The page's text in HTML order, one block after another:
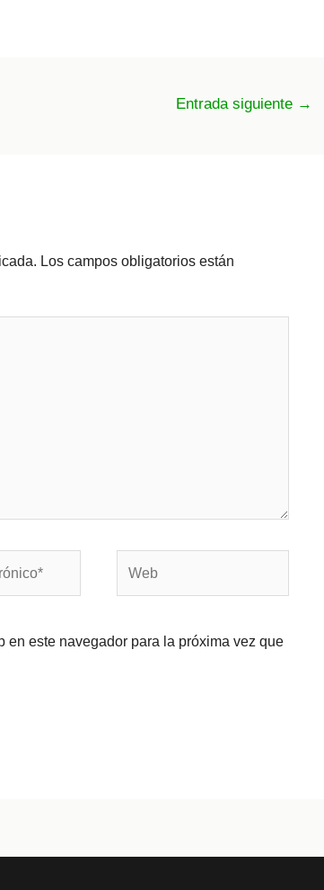
Entrada siguiente →
Los campos obligatorios están
en este navegador para la próxima vez que